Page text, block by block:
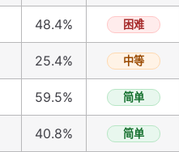
48.4% 困难
25.4% 中等
59.5% 简单
40.8% 简单